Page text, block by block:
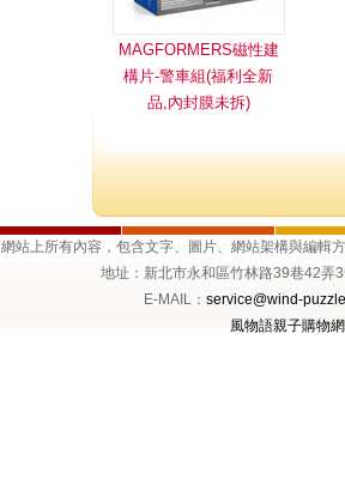
MAGFORMERS磁性建
構片-警車組(福利全新
品,內封膜未拆)
網站上所有內容，包含文字、圖片、網站架構與編
地址：新北市永和區竹林路39巷
E-MAIL： service@wind-
風物語親子購物網